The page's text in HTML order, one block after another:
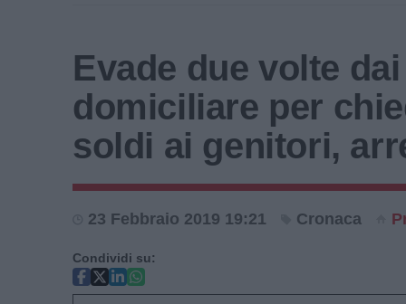
Evade due volte dai
domiciliare per
soldi ai genitori,
23 Febbraio 2019 19:21 Cronaca
Condividi su: